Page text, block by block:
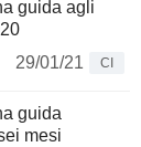
guida agli
29/01/21
CI
guida
mesi